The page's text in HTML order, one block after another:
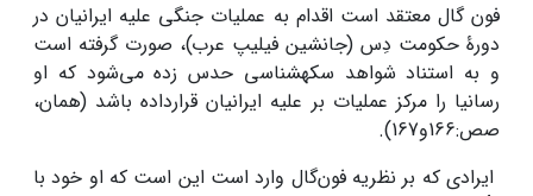
فون گال معتقد است اقدام به عملیات جنگی علیه ایرانیان در
دورۀ حکومت دِس (جانشین فیلیپ عرب)، صورت گرفته است
و به استناد شواهد سکه­شناسی حدس زده می‌شود که او
رسانیا را مرکز عملیات بر علیه ایرانیان قرارداده باشد (همان،
صص:166و167).
ایرادی که بر نظریه فون‌گال وارد است این است که او خود با